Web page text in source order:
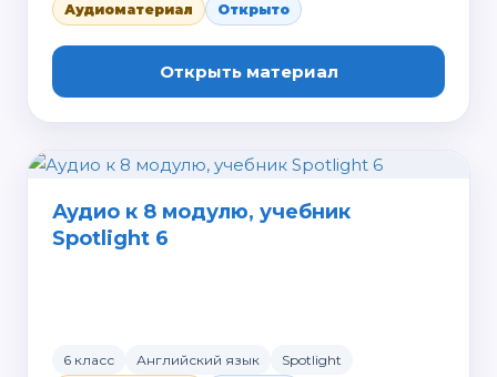
Аудиоматериал
Открыто
Открыть материал
Аудио к 8 модулю, учебник
Spotlight 6
6 класс Английский язык Spotlight